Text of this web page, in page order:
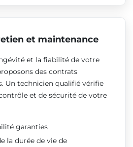
et maintenance
et la fiabilité de votre
des contrats
Un technicien qualifié vérifie
et de sécurité de votre
garanties
la durée de vie de